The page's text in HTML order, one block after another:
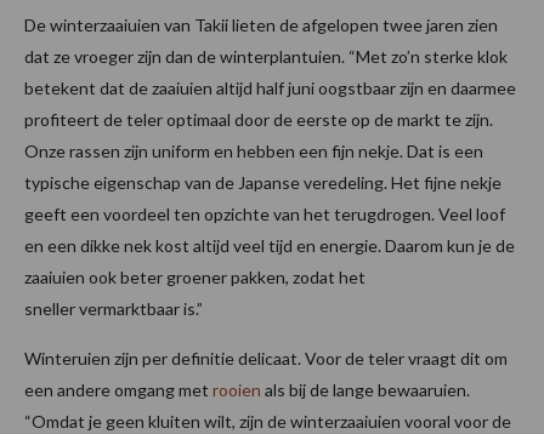
De winterzaaiuien van Takii lieten de afgelopen twee jaren zien
dat ze vroeger zijn dan de winterplantuien. “Met zo’n sterke klok
betekent dat de zaaiuien altijd half juni oogstbaar zijn en daarmee
profiteert de teler optimaal door de eerste op de markt te zijn.
Onze rassen zijn uniform en hebben een fijn nekje. Dat is een
typische eigenschap van de Japanse veredeling. Het fijne nekje
geeft een voordeel ten opzichte van het terugdrogen. Veel loof
en een dikke nek kost altijd veel tijd en energie. Daarom kun je de
zaaiuien ook beter groener pakken, zodat het
sneller vermarktbaar is.”
Winteruien zijn per definitie delicaat. Voor de teler vraagt dit om
een andere omgang met rooien als bij de lange bewaaruien.
“Omdat je geen kluiten wilt, zijn de winterzaaiuien vooral voor de